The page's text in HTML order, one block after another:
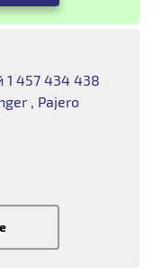
1 457 434 438
, Pajero